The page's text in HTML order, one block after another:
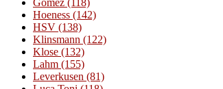
Hoeness (142)
HSV (138)
Klinsmann (122)
Klose (132)
Lahm (155)
Leverkusen (81)